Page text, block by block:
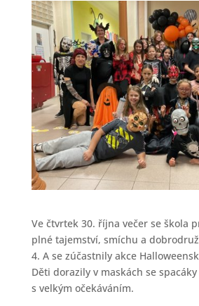
Ve čtvrtek 30. října večer se škola
plné tajemství, smíchu a
4. A se zúčastnily akce
Děti dorazily v maskách se
s velkým očekáváním.